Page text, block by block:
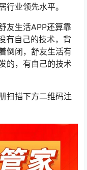
行业领先水平。
友生活APP还算靠
有自己的技术，背
倒闭，舒友生活有
的，有自己的技术
扫描下方二维码注